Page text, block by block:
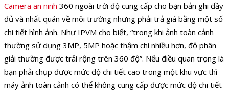
Camera an ninh 360 ngoài trời độ cung cấp cho bạn bản ghi đầy
đủ và nhất quán về môi trường nhưng phải trả giá bằng một số
chi tiết hình ảnh. Như IPVM cho biết, “trong khi ảnh toàn cảnh
thường sử dụng 3MP, 5MP hoặc thậm chí nhiều hơn, độ phân
giải thường được trải rộng trên 360 độ”. Nếu điều quan trọng là
bạn phải chụp được mức độ chi tiết cao trong một khu vực thì
máy ảnh toàn cảnh có thể không cung cấp được mức độ chi tiết